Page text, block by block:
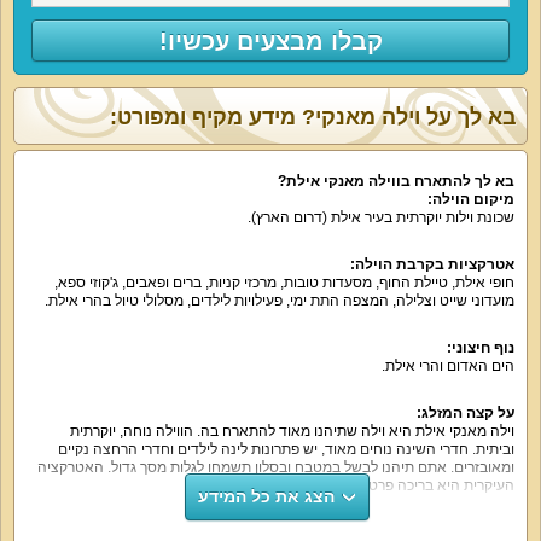
קבלו מבצעים עכשיו!
בא לך על וילה מאנקי? מידע מקיף ומפורט:
בא לך להתארח בווילה מאנקי אילת?
מיקום הוילה:
שכונת וילות יוקרתית בעיר אילת (דרום הארץ).
אטרקציות בקרבת הוילה:
חופי אילת, טיילת החוף, מסעדות טובות, מרכזי קניות, ברים ופאבים, ג'קוזי ספא,
מועדוני שייט וצלילה, המצפה התת ימי, פעילויות לילדים, מסלולי טיול בהרי אילת.
נוף חיצוני:
הים האדום והרי אילת.
על קצה המזלג:
וילה מאנקי אילת היא וילה שתיהנו מאוד להתארח בה. הווילה נוחה, יוקרתית
וביתית. חדרי השינה נוחים מאוד, יש פתרונות לינה לילדים וחדרי הרחצה נקיים
ומאובזרים. אתם תיהנו לבשל במטבח ובסלון תשמחו לגלות מסך גדול. האטרקציה
העיקרית היא בריכה פרטית משלכם בחצר.
הצג את כל המידע